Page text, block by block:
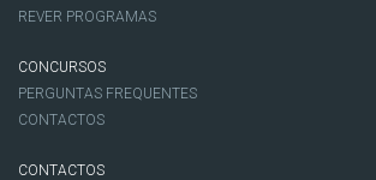
REVER PROGRAMAS
CONCURSOS
PERGUNTAS FREQUENTES
CONTACTOS
CONTACTOS